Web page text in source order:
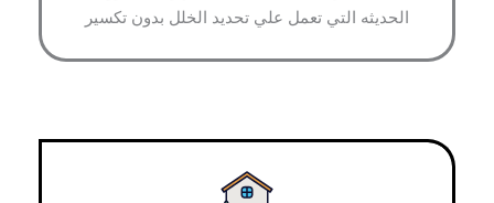
الحديثه التي تعمل علي تحديد الخلل بدون تكسير